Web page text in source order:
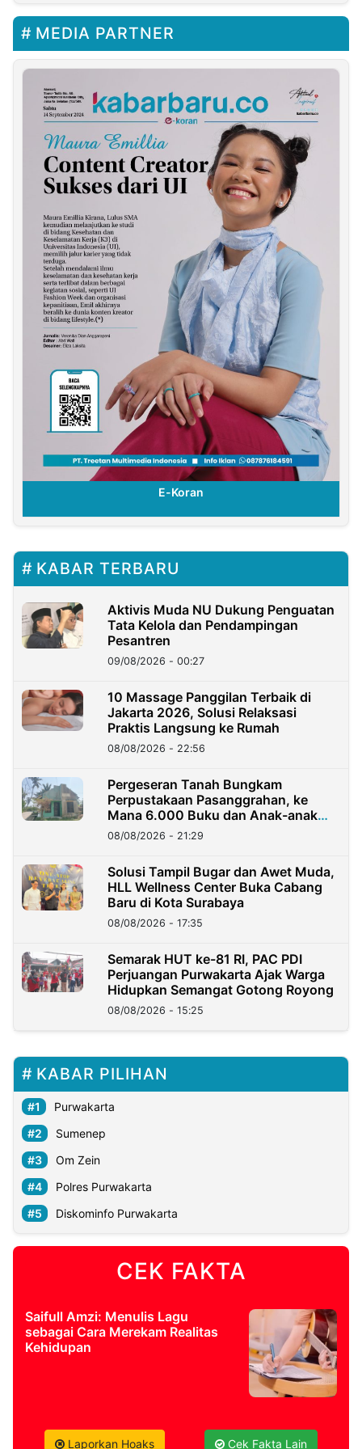
MEDIA PARTNER
E-Koran
KABAR TERBARU
Aktivis Muda NU Dukung Penguatan
Tata Kelola dan Pendampingan
Pesantren
09/08/2026 - 00:27
10 Massage Panggilan Terbaik di
Jakarta 2026, Solusi Relaksasi
Praktis Langsung ke Rumah
08/08/2026 - 22:56
Pergeseran Tanah Bungkam
Perpustakaan Pasanggrahan, ke
Mana 6.000 Buku dan Anak-anak
Kini?
08/08/2026 - 21:29
Solusi Tampil Bugar dan Awet Muda,
HLL Wellness Center Buka Cabang
Baru di Kota Surabaya
08/08/2026 - 17:35
Semarak HUT ke-81 RI, PAC PDI
Perjuangan Purwakarta Ajak Warga
Hidupkan Semangat Gotong Royong
08/08/2026 - 15:25
KABAR PILIHAN
Purwakarta
Sumenep
Om Zein
Polres Purwakarta
Diskominfo Purwakarta
CEK FAKTA
Saifull Amzi: Menulis Lagu
sebagai Cara Merekam Realitas
Kehidupan
Laporkan Hoaks Cek Fakta Lain